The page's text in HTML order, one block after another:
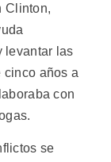
Clinton,
levantar las
cinco años a
con
se